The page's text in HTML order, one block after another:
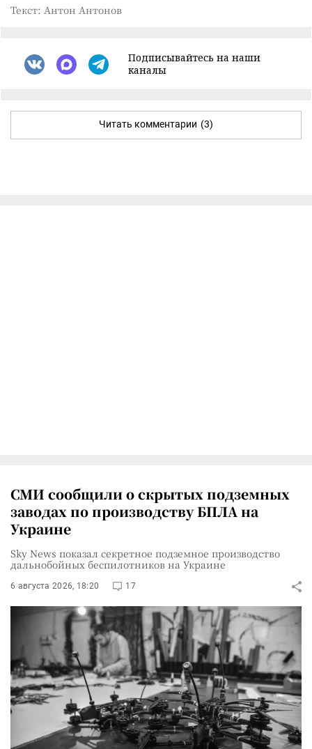
Текст: Антон Антонов
Подписывайтесь на наши
каналы
Читать комментарии (3)
СМИ сообщили о скрытых подземных
заводах по производству БПЛА на
Украине
Sky News показал секретное подземное производство
дальнобойных беспилотников на Украине
6 августа 2026, 18:20 17